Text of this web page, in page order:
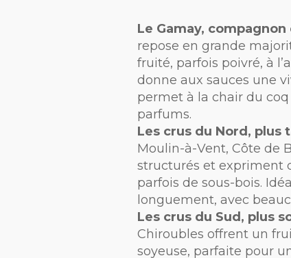
Le Gamay, compagnon
repose en grande
fruité, parfois poivré, à
donne aux sauces une
permet à la chair du coq
parfums.
Les crus du Nord, plus
Moulin-à-Vent, Côte de
structurés et expriment
parfois de sous-bois.
longuement, avec
Les crus du Sud, plus
Chiroubles offrent un
soyeuse, parfaite pour